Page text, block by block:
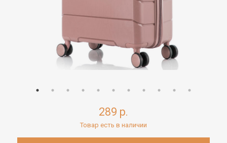
289 р.
Товар есть в наличии